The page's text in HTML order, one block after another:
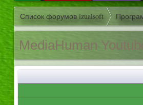
Список форумов izualsoft
MediaHuman